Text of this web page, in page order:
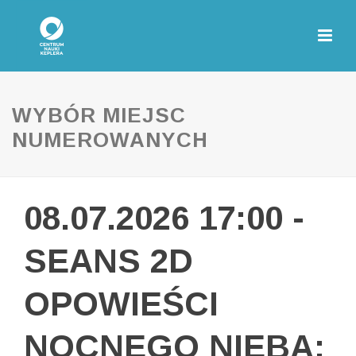
WYBÓR MIEJSC
NUMEROWANYCH
08.07.2026 17:00 -
SEANS 2D
OPOWIEŚCI
NOCNEGO NIEBA: